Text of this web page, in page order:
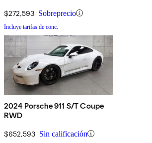
$272,593 Sobreprecio
Incluye tarifas de conc.
2024 Porsche 911 S/T Coupe
RWD
$652,593 Sin calificación